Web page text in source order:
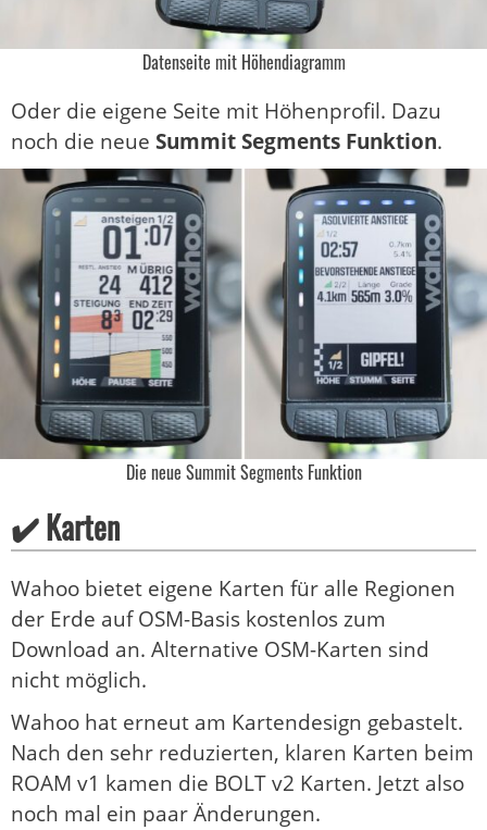
Datenseite mit Höhendiagramm
Oder die eigene Seite mit Höhenprofil. Dazu
noch die neue Summit Segments Funktion.
Die neue Summit Segments Funktion
✔️ Karten
Wahoo bietet eigene Karten für alle Regionen
der Erde auf OSM-Basis kostenlos zum
Download an. Alternative OSM-Karten sind
nicht möglich.
Wahoo hat erneut am Kartendesign gebastelt.
Nach den sehr reduzierten, klaren Karten beim
ROAM v1 kamen die BOLT v2 Karten. Jetzt also
noch mal ein paar Änderungen.